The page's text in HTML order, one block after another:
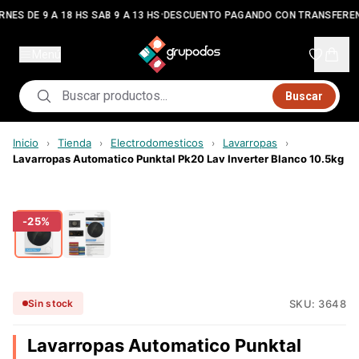
DE 9 A 18 HS SAB 9 A 13 HS•DESCUENTO PAGANDO CON
Buscar
Inicio › Tienda › Electrodomesticos › Lavarropas ›
Lavarropas Automatico Punktal Pk20 Lav Inverter Blanco 10.5kg
-25%
Sin stock SKU: 3648
Lavarropas Automatico Punktal